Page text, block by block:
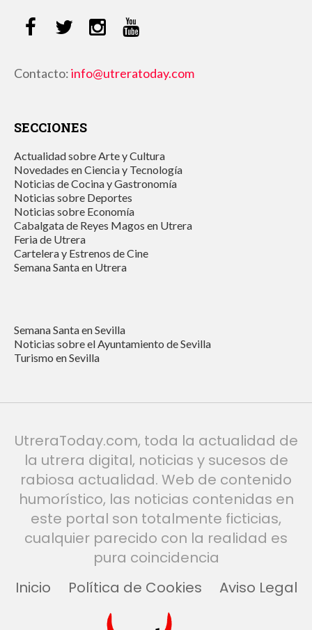
Contacto:info@utreratoday.com
SECCIONES
Actualidad sobre Arte y Cultura
Novedades en Ciencia y Tecnología
Noticias de Cocina y Gastronomía
Noticias sobre Deportes
Noticias sobre Economía
Cabalgata de Reyes Magos en Utrera
Feria de Utrera
Cartelera y Estrenos de Cine
Semana Santa en Utrera
Semana Santa en Sevilla
Noticias sobre el Ayuntamiento de Sevilla
Turismo en Sevilla
UtreraToday.com, toda la actualidad de
la utrera digital, noticias y sucesos de
rabiosa actualidad. Web de contenido
humorístico, las noticias contenidas en
este portal son totalmente ficticias,
cualquier parecido con la realidad es
pura coincidencia
Inicio
Política de Cookies Aviso Legal